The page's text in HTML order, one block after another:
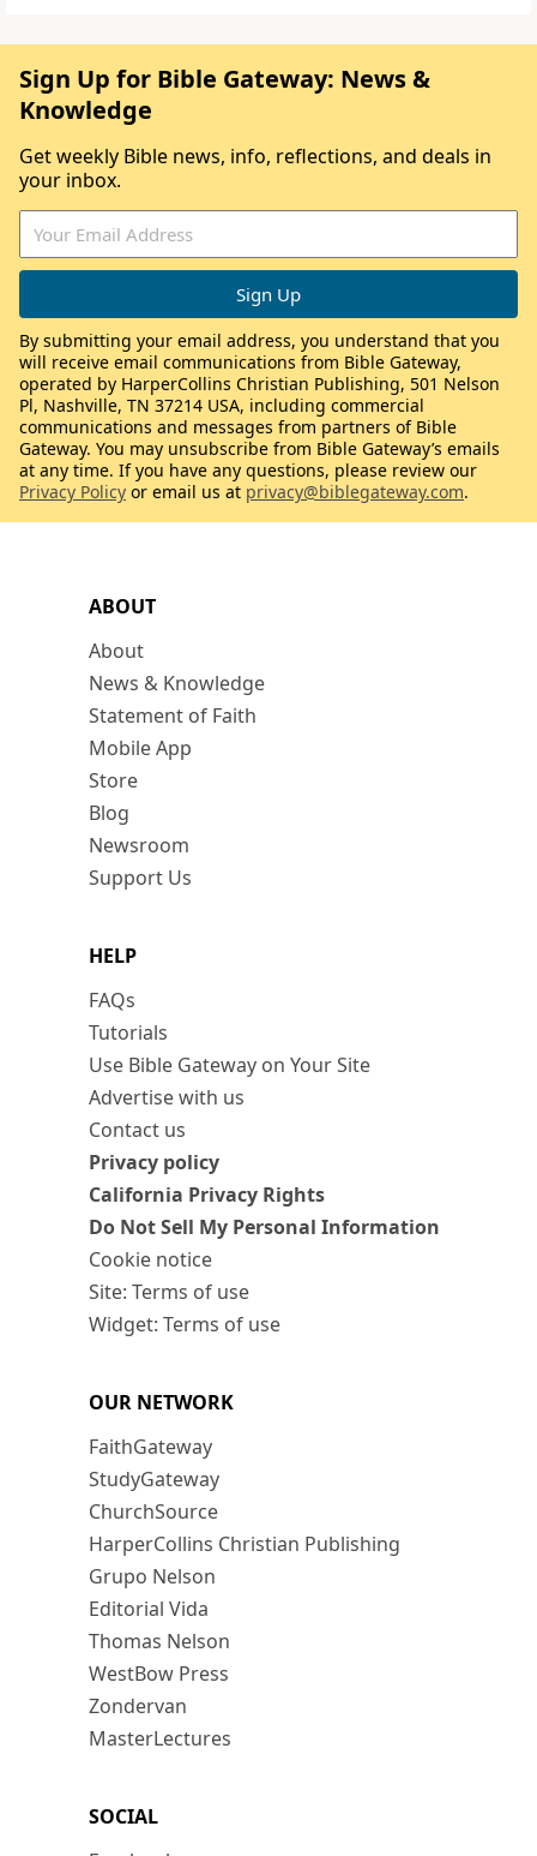
ABOUT
About
News & Knowledge
Statement of Faith
Mobile App
Store
Blog
Newsroom
Support Us
HELP
FAQs
Tutorials
Use Bible Gateway on Your Site
Advertise with us
Contact us
Privacy policy
California Privacy Rights
Do Not Sell My Personal Information
Cookie notice
Site: Terms of use
Widget: Terms of use
OUR NETWORK
FaithGateway
StudyGateway
ChurchSource
HarperCollins Christian Publishing
Grupo Nelson
Editorial Vida
Thomas Nelson
WestBow Press
Zondervan
MasterLectures
SOCIAL
Sign Up for Bible Gateway: News &
Knowledge
Get weekly Bible news, info, reflections, and deals in
your inbox.
By submitting your email address, you understand that you
will receive email communications from Bible Gateway,
operated by HarperCollins Christian Publishing, 501 Nelson
Pl, Nashville, TN 37214 USA, including commercial
communications and messages from partners of Bible
Gateway. You may unsubscribe from Bible Gateway’s emails
at any time. If you have any questions, please review our
Privacy Policy or email us at privacy@biblegateway.com.